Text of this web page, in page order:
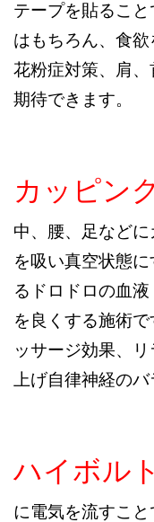
テープを貼るこ
はもちろん、食欲
花粉症対策、肩
期待できます。
カッピン
中、腰、足など
を吸い真空状態
るドロドロの血
を良くする施術
ッサージ効果、
上げ自律神経の
ハイボル
に電気を流すこ